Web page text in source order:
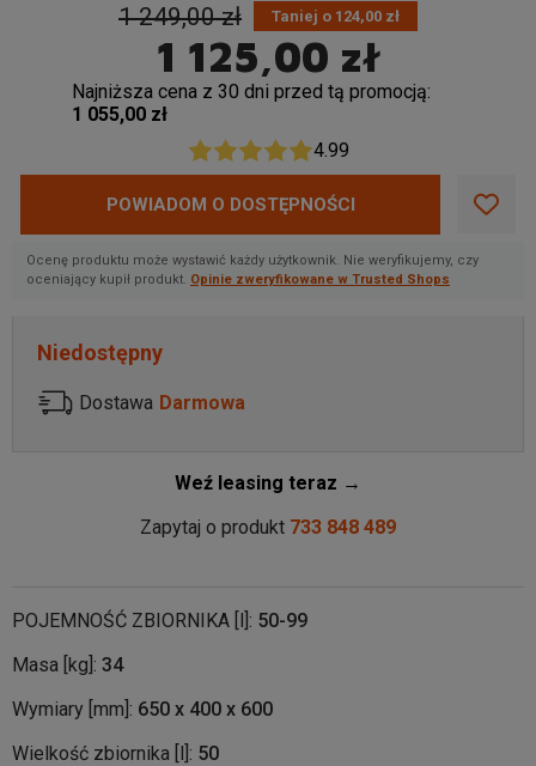
POJEMNOŚĆ ZBIORNIKA [l]: 50-99
Masa [kg]: 34
Wymiary [mm]: 650 x 400 x 600
Wielkość zbiornika [l]: 50
1 249,00 zł Taniej o 124,00 zł
1 125,00 zł
Najniższa cena z 30 dni przed tą promocją:
1 055,00 zł
4.99
Ocenę produktu może wystawić każdy użytkownik. Nie weryfikujemy, czy
oceniający kupił produkt. Opinie zweryfikowane w Trusted Shops
Niedostępny
Dostawa Darmowa
POWIADOM O DOSTĘPNOŚCI
Weź leasing teraz →
Zapytaj o produkt 733 848 489